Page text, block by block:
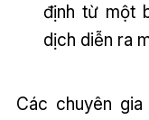
định từ một
dịch diễn ra
Các chuyên